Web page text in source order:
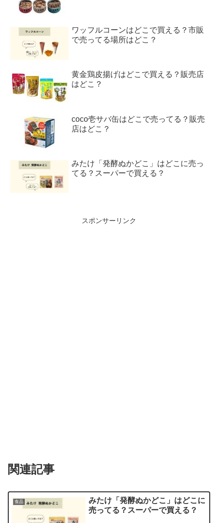
ワッフルコーンはどこで買える？市販
で売ってる場所はどこ？
黄金鶏皮揚げはどこで買える？販売店
はどこ？
coco壱サバ缶はどこで売ってる？販売
店はどこ？
みたけ「発酵ぬかどこ」はどこに売っ
てる？スーパーで買える？
スポンサーリンク
関連記事
食品
みたけ「発酵ぬかどこ」はどこに
売ってる？スーパーで買える？